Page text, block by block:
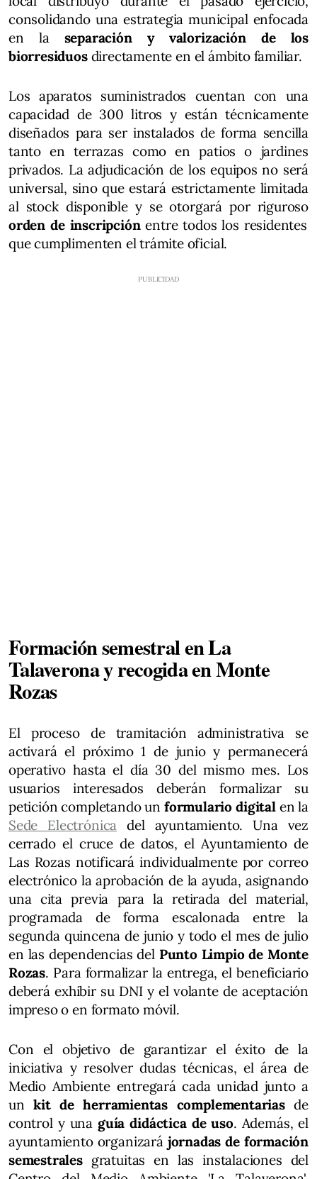
consolidando una estrategia municipal enfocada
en la separación y valorización de los
biorresiduosdirectamente en el ámbito familiar.
Los aparatos suministrados cuentan con una
capacidad de 300 litros y están técnicamente
diseñados para ser instalados de forma sencilla
tanto en terrazas como en patios o jardines
privados. La adjudicación de los equipos no será
universal, sino que estará estrictamente limitada
al stock disponible y se otorgará por riguroso
orden de inscripciónentre todos los residentes
que cumplimenten el trámite oficial.
Formación semestral en La
Talaverona y recogida en Monte
Rozas
El proceso de tramitación administrativa se
activará el próximo 1 de junio y permanecerá
operativo hasta el día 30 del mismo mes. Los
usuarios interesados deberán formalizar su
petición completando un formulario digitalen la
Sede Electrónica del ayuntamiento. Una vez
cerrado el cruce de datos, el Ayuntamiento de
Las Rozas notificará individualmente por correo
electrónico la aprobación de la ayuda, asignando
una cita previa para la retirada del material,
programada de forma escalonada entre la
segunda quincena de junio y todo el mes de julio
en las dependencias delPunto Limpio de Monte
Rozas. Para formalizar la entrega, el beneficiario
deberá exhibir su DNI y el volante de aceptación
impreso o en formato móvil.
Con el objetivo de garantizar el éxito de la
iniciativa y resolver dudas técnicas, el área de
Medio Ambiente entregará cada unidad junto a
un kit de herramientas complementariasde
control y una guía didáctica de uso. Además, el
ayuntamiento organizará jornadas de formación
semestralesgratuitas en las instalaciones del